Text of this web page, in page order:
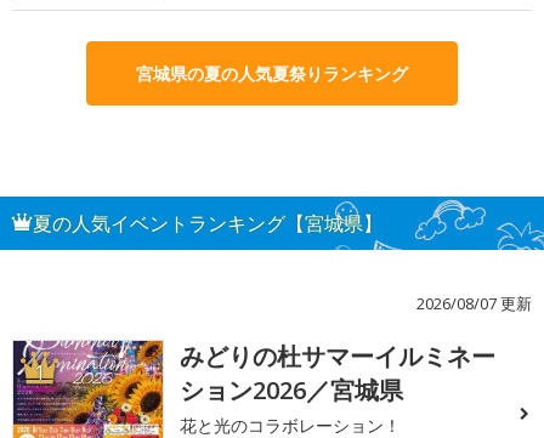
宮城県の夏の人気夏祭りランキング
夏の人気イベントランキング【宮城県】
2026/08/07 更新
1
みどりの杜サマーイルミネー
ション2026／宮城県
花と光のコラボレーション！